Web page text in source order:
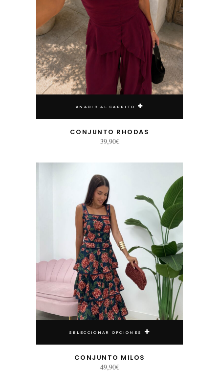
AÑADIR AL CARRITO
CONJUNTO RHODAS
39,90€
SELECCIONAR OPCIONES
Este producto tiene múltiples variantes. Las opciones se pueden elegir en la página de producto
CONJUNTO MILOS
49,90€